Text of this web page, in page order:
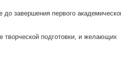
завершения первого
подготовки, и желающих